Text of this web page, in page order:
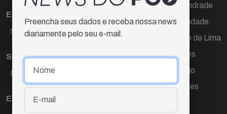
Editora Chefe
Sueli Cotta
Sub-editora
Raquel Ayres
Equipe
Dr Marcos Andrade
Hamilton Trindade
Igor Carvalho de Lima
Mario Campos
Renata Araújo
Wagner Gomes
Preencha seus dados e receba nossa news
diariamente pelo seu e-mail.